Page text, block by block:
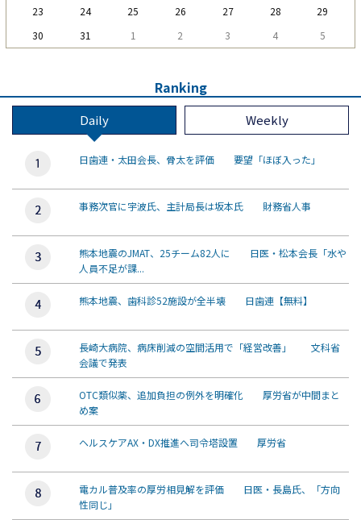
23
24 25 26 27 28
29
30
31 1 2 3 4 5
Ranking
Daily Weekly
日歯連・太田会長、骨太を評価 要望「ほぼ入った」
事務次官に宇波氏、主計局長は坂本氏 財務省人事
熊本地震のJMAT、25チーム82人に 日医・松本会長「水や
人員不足が課...
熊本地震、歯科診52施設が全半壊 日歯連【無料】
長崎大病院、病床削減の空間活用で「経営改善」 文科省
会議で発表
OTC類似薬、追加負担の例外を明確化 厚労省が中間まと
め案
ヘルスケアAX・DX推進へ司令塔設置 厚労省
電カル普及率の厚労相見解を評価 日医・長島氏、「方向
性同じ」